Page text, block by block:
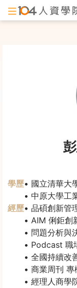
學歷
國立清華大
中原大學工
經歷
品碩創新管
AIM 俐鉅創
問題分析與
Podcast 職
全國持續改
商業周刊 專
經理人商學